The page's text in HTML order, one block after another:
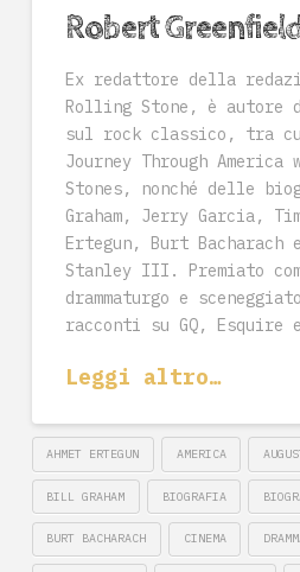
Robert
Ex redattore della
Rolling Stone, è
sul rock classico, tra
Journey Through
Stones, nonché delle
Graham, Jerry Garcia,
Ertegun, Burt Bacharach
Stanley III. Premiato
drammaturgo e
racconti su GQ, Esquire
Leggi altro…
AHMET ERTEGUN AMERICA
BILL GRAHAM BIOGRAFIA
BURT BACHARACH CINEMA